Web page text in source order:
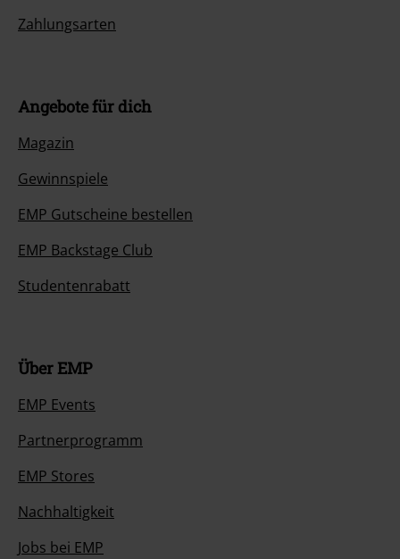
Zahlungsarten
Angebote für dich
Magazin
Gewinnspiele
EMP Gutscheine bestellen
EMP Backstage Club
Studentenrabatt
Über EMP
EMP Events
Partnerprogramm
EMP Stores
Nachhaltigkeit
Jobs bei EMP